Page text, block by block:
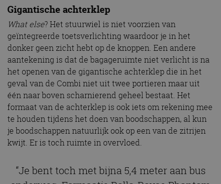
aantekening is dat de bagageruimte niet verlicht is na
het openen van de gigantische achterklep die in het
geval van de Combi niet uit twee portieren maar uit
één naar boven scharnierend geheel bestaat. Het
formaat van de achterklep is ook iets om rekening mee
te houden tijdens het doen van boodschappen, al kun
je boodschappen natuurlijk ook op een van de zitrijen
kwijt. Er is toch ruimte in overvloed.
“Je bent toch met bijna 5,4 meter aan bus
onderweg. Formaatje Rolls-Royce Phantom
dus.”
Goede vondsten